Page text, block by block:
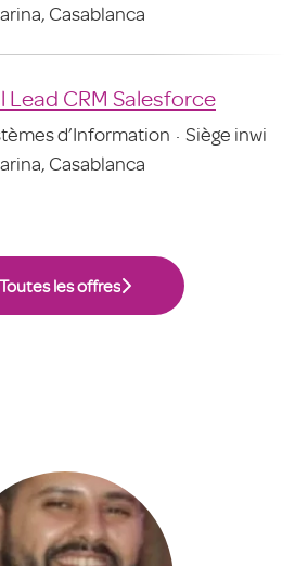
Casablanca
Lead CRM Salesforce
d’Information · Siège inwi
Casablanca
Toutes les offres